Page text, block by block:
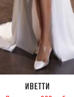
ИВЕТТИ